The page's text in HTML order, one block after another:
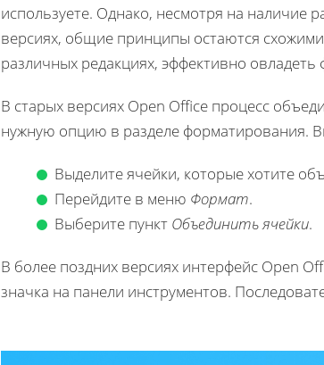
используете. Однако, несмотря на наличие
версиях, общие принципы остаются
различных редакциях, эффективно
В старых версиях Open Office процесс
нужную опцию в разделе форматирования.
Выделите ячейки, которые хотите
Перейдите в меню Формат.
Выберите пункт Объединить ячейки.
В более поздних версиях интерфейс Open
значка на панели инструментов.